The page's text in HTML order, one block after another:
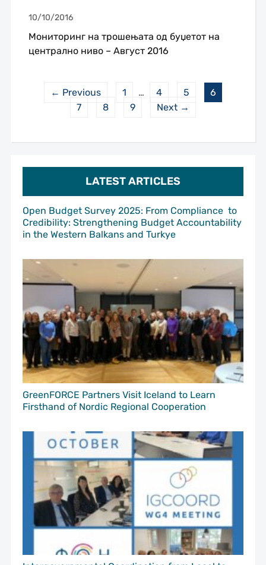
LATEST ARTICLES
Open Budget Survey 2025: From Compliance to
Credibility: Strengthening Budget Accountability
in the Western Balkans and Turkye
GreenFORCE Partners Visit Iceland to Learn
Firsthand of Nordic Regional Cooperation
10/10/2016
Мониторинг на трошењата од буџетот на
централно ниво – Август 2016
← Previous 1 … 4 5
6
7
8 9 Next →